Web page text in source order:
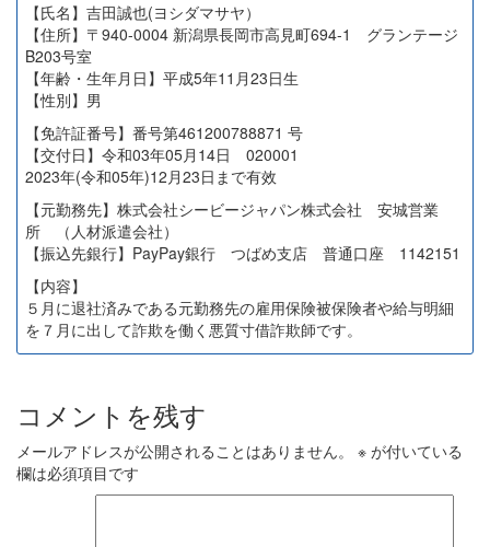
【氏名】吉田誠也(ヨシダマサヤ）
【住所】〒940-0004 新潟県長岡市高見町694-1 グランテージ
B203号室
【年齢・生年月日】平成5年11月23日生
【性別】男
【免許証番号】番号第461200788871 号
【交付日】令和03年05月14日 020001
2023年(令和05年)12月23日まで有效
【元勤務先】株式会社シービージャパン株式会社 安城営業
所 （人材派遣会社）
【振込先銀行】PayPay銀行 つばめ支店 普通口座 1142151
【内容】
５月に退社済みである元勤務先の雇用保険被保険者や給与明細
を７月に出して詐欺を働く悪質寸借詐欺師です。
コメントを残す
メールアドレスが公開されることはありません。 ※ が付いている
欄は必須項目です